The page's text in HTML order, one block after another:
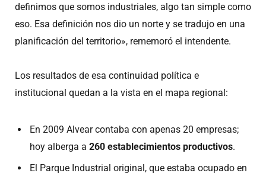
definimos que somos industriales, algo tan simple como
eso. Esa definición nos dio un norte y se tradujo en una
planificación del territorio», rememoró el intendente.
Los resultados de esa continuidad política e
institucional quedan a la vista en el mapa regional:
En 2009 Alvear contaba con apenas 20 empresas;
hoy alberga a 260 establecimientos productivos.
El Parque Industrial original, que estaba ocupado en